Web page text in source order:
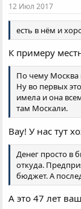
12 Июл 2017
есть в нём и
К примеру
По чему Москва
Ну во первых
имела и она
там Москали.
Вау! У нас тут
Денег просто в
откуда.
бюджет. А
А это 47 лет